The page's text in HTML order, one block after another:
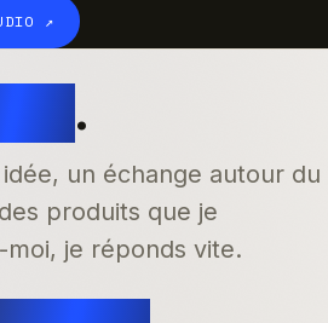
↗
.
un échange autour du
produits que je
moi, je réponds vite.